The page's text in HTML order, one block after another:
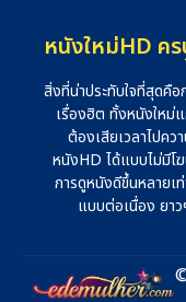
หนังใหม่HD ค
สิ่งที่น่าประทับใจที่สุดคือ
เรื่องฮิต ทั้งหนังใหม่
ต้องเสียเวลาไปคว
หนังHD ได้แบบไม่มีโ
การดูหนังดีขึ้นหลายเ
แบบต่อเนื่อง ยา